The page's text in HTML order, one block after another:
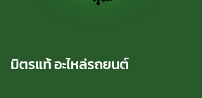
มิตรแท้ อะไหล่รถยนต์